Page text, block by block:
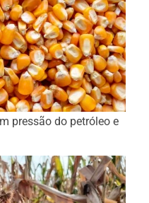
pressão do petróleo e